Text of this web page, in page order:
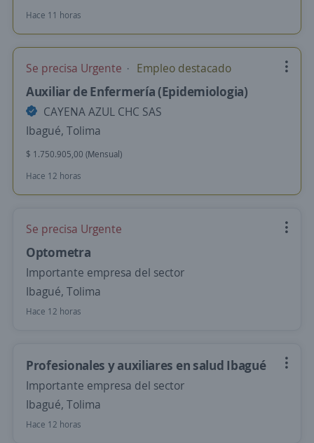
Hace 11 horas
Se precisa Urgente Empleo destacado
Auxiliar de Enfermería (Epidemiologia)
CAYENA AZUL CHC SAS
Ibagué, Tolima
$ 1.750.905,00 (Mensual)
Hace 12 horas
Se precisa Urgente
Optometra
Importante empresa del sector
Ibagué, Tolima
Hace 12 horas
Profesionales y auxiliares en salud Ibagué
Importante empresa del sector
Ibagué, Tolima
Hace 12 horas